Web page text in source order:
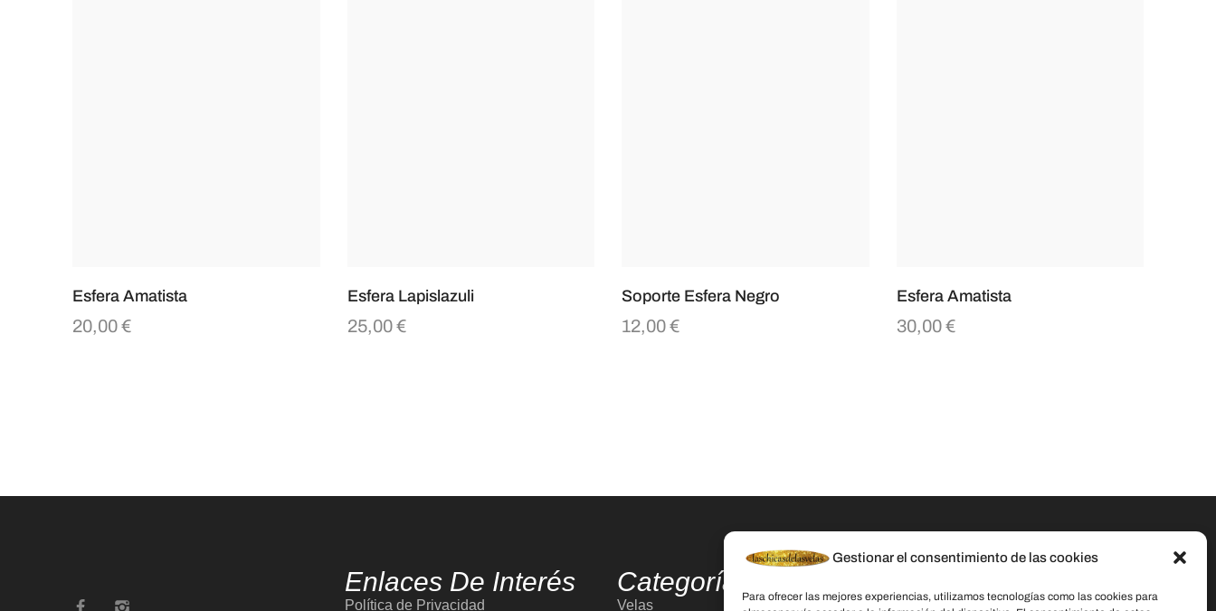
Gestionar el consentimiento de las cookies
Para ofrecer las mejores experiencias, utilizamos tecnologías como las cookies para
Esfera Amatista
20,00€
Esfera Lapislazuli
25,00€
Soporte Esfera Negro
12,00€
Esfera Amatista
30,00€
Enlaces De Interés
Política de Privacidad
Categorías
Velas Dirección:C/ Stella Maris, 20 50015